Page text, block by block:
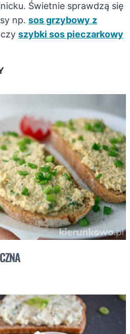
Świetnie sprawdzą się
np. sos grzybowy z
czy szybki sos pieczarkowy